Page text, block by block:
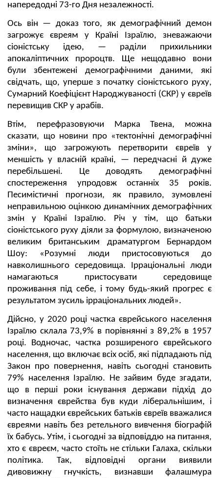
напередодні 73-го Дня незалежності.
Ось він — доказ того, як демографічний демон
загрожує євреям у Країні Ізраїлю, зневажаючи
сіоністську ідею, — раділи прихильники
апокаліптичних пророцтв. Ще нещодавно вони
були збентежені демографічними даними, які
свідчать, що, уперше з початку сіоністського руху,
Сумарний Коефіцієнт Народжуваності (СКР) у євреїв
перевищив СКР у арабів.
Втім, перефразовуючи Марка Твена, можна
сказати, що новини про «тектонічні демографічні
зміни», що загрожують перетворити євреїв у
меншість у власній країні, — передчасні й дуже
перебільшені. Це доводять демографічні
спостереження упродовж останніх 35 років.
Песимістичні прогнози, як правило, зумовлені
неправильною оцінкою динамічних демографічних
змін у Країні Ізраїлю. Річ у тім, що батьки
сіоністського руху діяли за формулою, визначеною
великим британським драматургом Бернардом
Шоу: «Розумні люди пристосовуються до
навколишнього середовища. Ірраціональні люди
намагаються пристосувати середовище
проживання під себе, і тому будь-який прогрес є
результатом зусиль ірраціональних людей».
Дійсно, у 2020 році частка єврейського населення
Ізраїлю склала 73,9% в порівнянні з 89,2% в 1957
році. Водночас, частка розширеного єврейського
населення, що включає всіх осіб, які підпадають під
Закон про повернення, навіть сьогодні становить
79% населення Ізраїлю. Не зайвим буде згадати,
що в перші роки існування держави підхід до
визначення єврейства був куди ліберальнішим, і
часто нащадки єврейських батьків євреїв вважалися
євреями навіть без ретельного вивчення біографій
їх бабусь. Утім, і сьогодні за відповіддю на питання,
хто є євреєм, часто стоїть не стільки Галаха, скільки
політика. Так, відповідні органи виявили
дивовижну гнучкість, визнавши фалашмура